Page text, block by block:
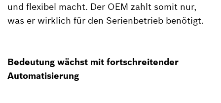
und flexibel macht. Der OEM zahlt somit nur,
was er wirklich für den Serienbetrieb benötigt.
Bedeutung wächst mit fortschreitender
Automatisierung